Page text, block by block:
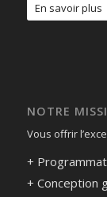
En savoir plus
NOTRE
Vous offrir
+
+ Conception